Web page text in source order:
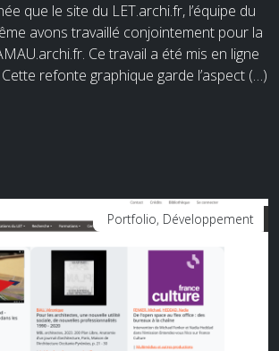
que le site du LET.archi.fr, l’équipe du
avons travaillé conjointement pour la
Ce travail a été mis en ligne
refonte graphique garde l’aspect (…)
Portfolio, Développement